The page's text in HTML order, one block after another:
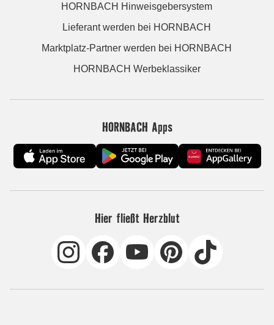
HORNBACH Hinweisgebersystem
Lieferant werden bei HORNBACH
Marktplatz-Partner werden bei HORNBACH
HORNBACH Werbeklassiker
HORNBACH Apps
Hier fließt Herzblut